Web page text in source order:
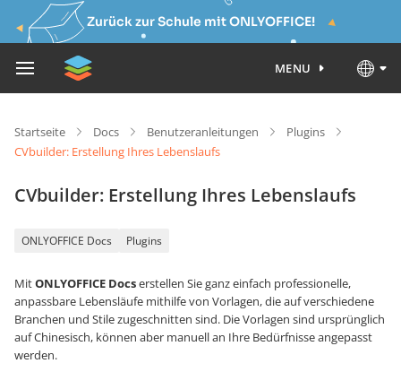
Zurück zur Schule mit ONLYOFFICE!
MENU
Startseite Docs Benutzeranleitungen
Plugins
CVbuilder: Erstellung Ihres Lebenslaufs
CVbuilder: Erstellung Ihres Lebenslaufs
ONLYOFFICE Docs Plugins
MitONLYOFFICE Docserstellen Sie ganz einfach professionelle,
anpassbare Lebensläufe mithilfe von Vorlagen, die auf verschiedene
Branchen und Stile zugeschnitten sind. Die Vorlagen sind ursprünglich
auf Chinesisch, können aber manuell an Ihre Bedürfnisse angepasst
werden.